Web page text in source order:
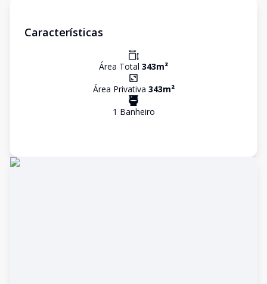
Características
Área Total 343m²
Área Privativa 343m²
1 Banheiro